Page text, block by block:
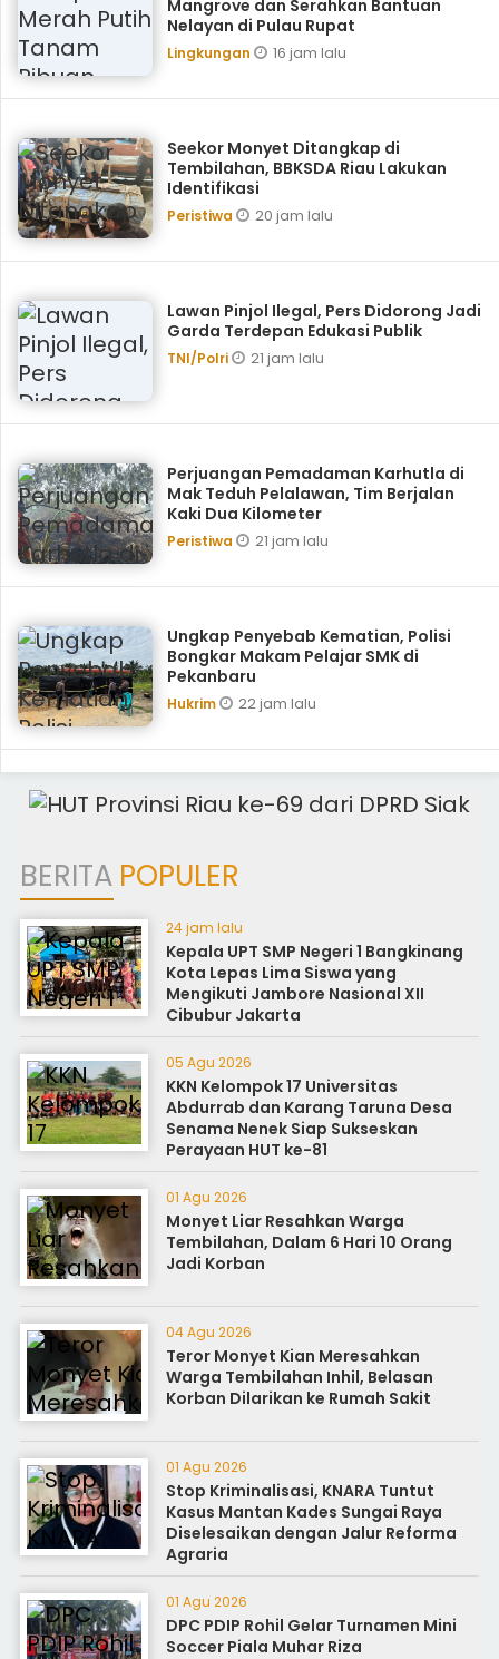
Mangrove dan Serahkan Bantuan
Nelayan di Pulau Rupat
Lingkungan 16 jam lalu
Seekor Monyet Ditangkap di
Tembilahan, BBKSDA Riau Lakukan
Identifikasi
Peristiwa 20 jam lalu
Lawan Pinjol Ilegal, Pers Didorong Jadi
Garda Terdepan Edukasi Publik
TNI/Polri 21 jam lalu
Perjuangan Pemadaman Karhutla di
Mak Teduh Pelalawan, Tim Berjalan
Kaki Dua Kilometer
Peristiwa 21 jam lalu
Ungkap Penyebab Kematian, Polisi
Bongkar Makam Pelajar SMK di
Pekanbaru
Hukrim 22 jam lalu
BERITA POPULER
24 jam lalu
Kepala UPT SMP Negeri 1 Bangkinang
Kota Lepas Lima Siswa yang
Mengikuti Jambore Nasional XII
Cibubur Jakarta
05 Agu 2026
KKN Kelompok 17 Universitas
Abdurrab dan Karang Taruna Desa
Senama Nenek Siap Sukseskan
Perayaan HUT ke-81
01 Agu 2026
Monyet Liar Resahkan Warga
Tembilahan, Dalam 6 Hari 10 Orang
Jadi Korban
04 Agu 2026
Teror Monyet Kian Meresahkan
Warga Tembilahan Inhil, Belasan
Korban Dilarikan ke Rumah Sakit
01 Agu 2026
Stop Kriminalisasi, KNARA Tuntut
Kasus Mantan Kades Sungai Raya
Diselesaikan dengan Jalur Reforma
Agraria
01 Agu 2026
DPC PDIP Rohil Gelar Turnamen Mini
Soccer Piala Muhar Riza